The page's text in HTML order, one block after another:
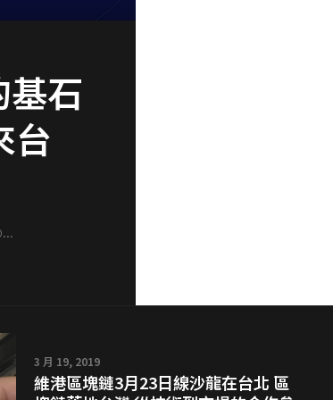
石
台
3 月 19, 2019
維港區塊鏈3月23日線沙龍在台北 區